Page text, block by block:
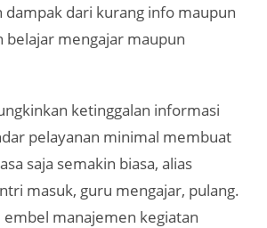
dampak dari kurang info maupun
belajar mengajar maupun
ketinggalan informasi
pelayanan minimal membuat
saja semakin biasa, alias
masuk, guru mengajar, pulang.
embel manajemen kegiatan